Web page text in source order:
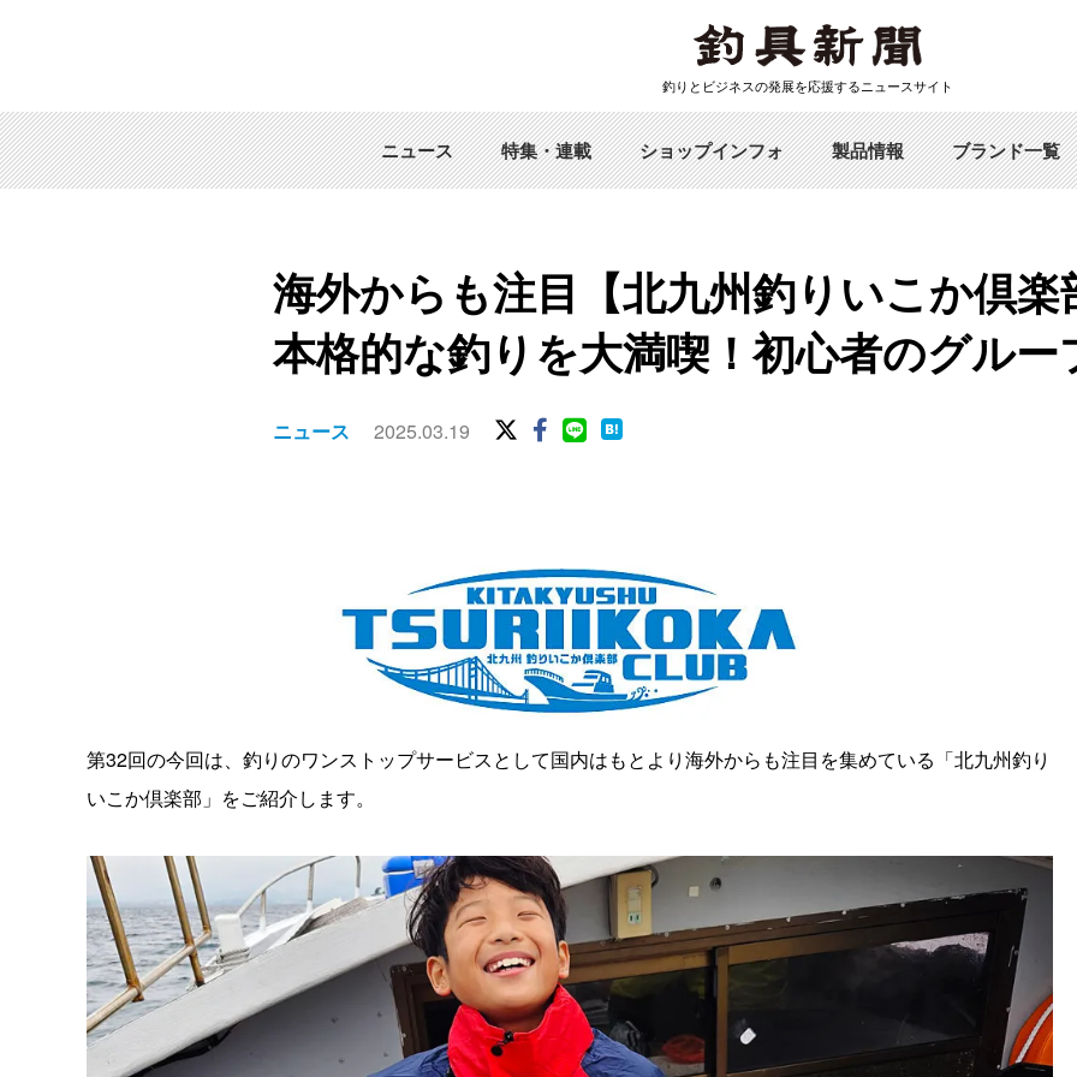
釣りとビジネスの発展を応援するニュースサイト
ニュース 特集・連載 ショップインフォ 製品情報 ブランド一覧
海外からも注目【北九州釣りいこか倶
本格的な釣りを大満喫！初心者のグル
ニュース 2025.03.19
第32回の今回は、釣りのワンストップサービスとして国内はもとより海外からも注目を集めている「北九州釣り
いこか倶楽部」をご紹介します。